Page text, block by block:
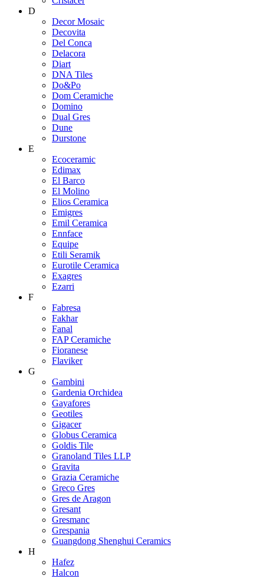
D
Decor Mosaic
Decovita
Del Conca
Delacora
Diart
DNA Tiles
Do&Po
Dom Ceramiche
Domino
Dual Gres
Dune
Durstone
E
Ecoceramic
Edimax
El Barco
El Molino
Elios Ceramica
Emigres
Emil Ceramica
Ennface
Equipe
Etili Seramik
Eurotile Ceramica
Exagres
Ezarri
F
Fabresa
Fakhar
Fanal
FAP Ceramiche
Fioranese
Flaviker
G
Gambini
Gardenia Orchidea
Gayafores
Geotiles
Gigacer
Globus Ceramica
Goldis Tile
Granoland Tiles LLP
Gravita
Grazia Ceramiche
Greco Gres
Gres de Aragon
Gresant
Gresmanc
Grespania
Guangdong Shenghui Ceramics
H
Hafez
Halcon